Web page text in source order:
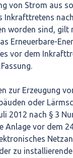
von Strom aus
worden sind, gilt
Erneuerbare-
vor dem
zur Erzeugung
oder
2012 nach § 3
vor dem
zu